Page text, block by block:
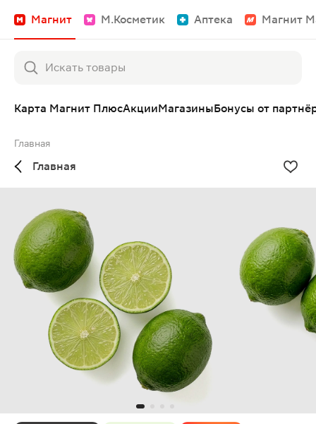
Магнит М.Косметик Аптека Магнит
Карта Магнит ПлюсАкцииМагазиныБонусы от
Главная
Главная